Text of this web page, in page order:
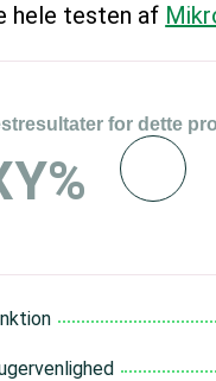
hele testen af
for dette